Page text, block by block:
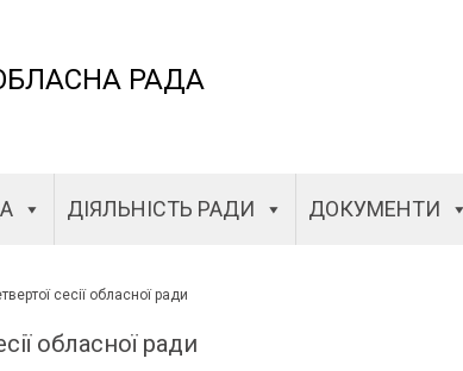
РАДА
ДІЯЛЬНІСТЬ РАДИ ДОКУМЕНТИ
сесії обласної ради
обласної ради